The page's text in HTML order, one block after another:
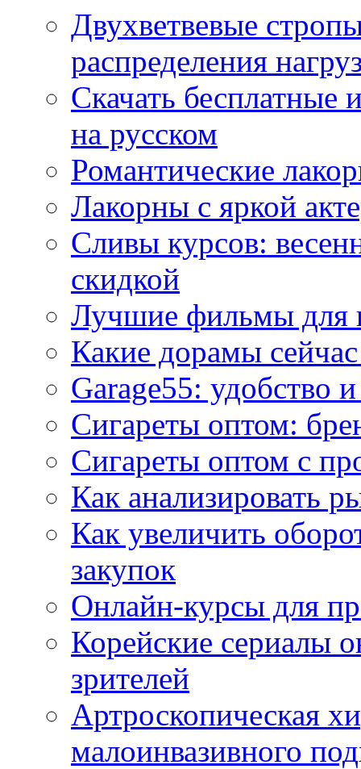
Двухветвевые
распределения
Скачать
на русском
Романтические
Лакорны с яркой
Сливы курсов:
скидкой
Лучшие фильмы для
Какие дорамы
Garage55: удобство
Сигареты оптом:
Сигареты оптом с
Как анализировать
Как увеличить
закупок
Онлайн-курсы для
Корейские сериалы
зрителей
Артроскопическая
малоинвазивного